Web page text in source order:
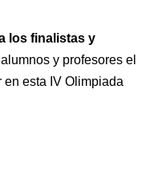
los finalistas y
y profesores el
esta IV Olimpiada